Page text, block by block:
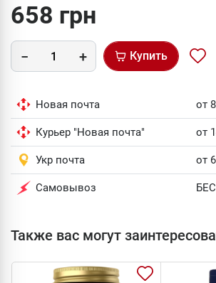
658 грн
Купить
Новая почта от
Курьер "Новая почта" от
Укр почта от
Самовывоз
Также вас могут